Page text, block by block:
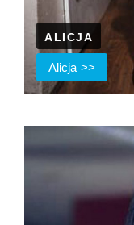
ALICJA
Alicja